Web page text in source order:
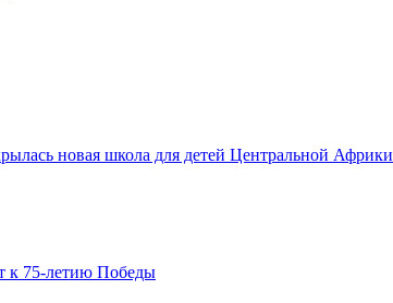
новая школа для детей Центральной Африки
к 75-летию Победы